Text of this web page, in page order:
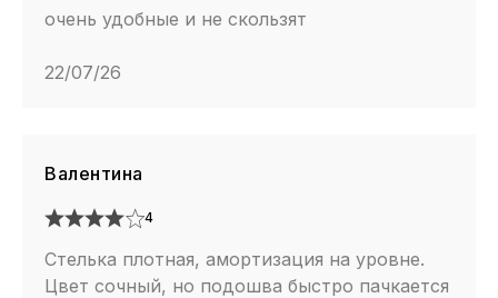
очень удобные и не скользят
22/07/26
Валентина
4
Стелька плотная, амортизация на уровне.
Цвет сочный, но подошва быстро пачкается